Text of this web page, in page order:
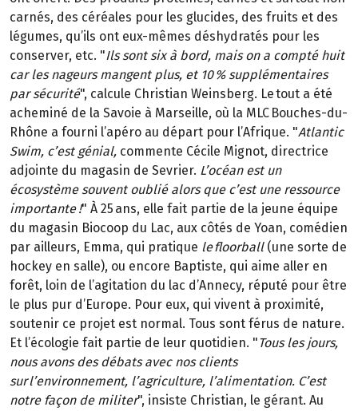
carnés, des céréales pour les glucides, des fruits et des
légumes, qu’ils ont eux-mêmes déshydratés pour les
conserver, etc. "Ils sont six à bord, mais on a compté huit
car les nageurs mangent plus, et 10 % supplémentaires
par sécurité", calcule Christian Weinsberg. Le tout a été
acheminé de la Savoie à Marseille, où la MLC Bouches-du-
Rhône a fourni l’apéro au départ pour l’Afrique. "Atlantic
Swim, c’est génial, commente Cécile Mignot, directrice
adjointe du magasin de Sevrier. L’océan est un
écosystème souvent oublié alors que c’est une ressource
importante !" À 25 ans, elle fait partie de la jeune équipe
du magasin Biocoop du Lac, aux côtés de Yoan, comédien
par ailleurs, Emma, qui pratique le floorball (une sorte de
hockey en salle), ou encore Baptiste, qui aime aller en
forêt, loin de l’agitation du lac d’Annecy, réputé pour être
le plus pur d’Europe. Pour eux, qui vivent à proximité,
soutenir ce projet est normal. Tous sont férus de nature.
Et l’écologie fait partie de leur quotidien. "Tous les jours,
nous avons des débats avec nos clients
sur l’environnement, l’agriculture, l’alimentation. C’est
notre façon de militer", insiste Christian, le gérant. Au